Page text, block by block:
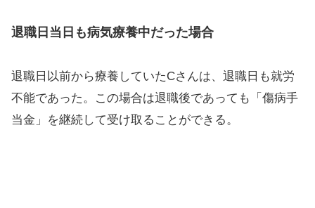
退職日当日も病気療養中だった場合
退職日以前から療養していたCさんは、退職日も就労
不能であった。この場合は退職後であっても「傷病手
当金」を継続して受け取ることができる。